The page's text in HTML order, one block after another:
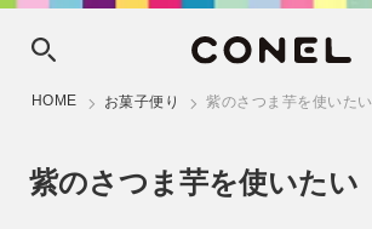
HOME お菓子便り 紫のさつま芋を使いたい
紫のさつま芋を使いたい